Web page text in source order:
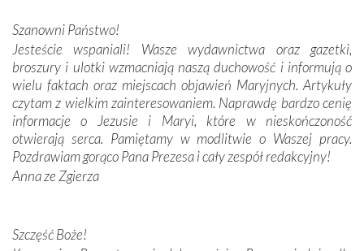
Podążyliśmy też śladami fatimskich wizjonerów – Łucji
dos Santos oraz świętych Hiacynty i Franciszka Marto.
Modliliśmy się przy ich grobach. Odprawiliśmy Drogę
Krzyżową w ich rodzinnych stronach, odwiedziliśmy
domy, w których żyli.
W miejscu objawień Matki Bożej zapaliliśmy świece
przywiezione wraz z intencjami powierzonymi nam przez
spotykaliśmy się z serdeczną otwartością
Szanowni Państwo!
Jesteście wspaniali! Wasze wydawnictwa oraz gazetki,
broszury i ulotki wzmacniają naszą duchowość i informują o
wielu faktach oraz miejscach objawień Maryjnych. Artykuły
czytam z wielkim zainteresowaniem. Naprawdę bardzo cenię
informacje o Jezusie i Maryi, które w nieskończoność
otwierają serca. Pamiętamy w modlitwie o Waszej pracy.
Pozdrawiam gorąco Pana Prezesa i cały zespół redakcyjny!
Anna ze Zgierza
Szczęść Boże!